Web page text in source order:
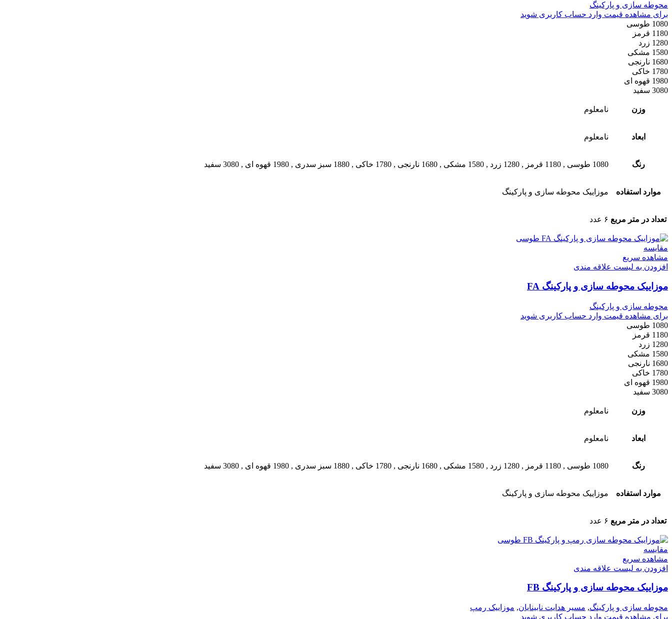
محوطه سازی و پارکینگ
برای مشاهده قیمت وارد حساب کاربری شوید
1080 طوسی
1180 قرمز
1280 زرد
1580 مشکی
1680 نارنجی
1780 خاکی
1980 قهوه ای
3080 سفید
وزن نامعلوم
ابعاد نامعلوم
رنگ 1080 طوسی , 1180 قرمز , 1280 زرد , 1580 مشکی , 1680 نارنجی , 1780 خاکی , 1880 سبز سدری , 1980 قهوه ای , 3080 سفید
موارد استفاده موزاییک محوطه سازی و پارکینگ
تعداد در متر مربع ۶ عدد
مقایسه
مشاهده سریع
افزودن به لیست علاقه مندی
موزاییک محوطه سازی و پارکینگ FA
محوطه سازی و پارکینگ
برای مشاهده قیمت وارد حساب کاربری شوید
1080 طوسی
1180 قرمز
1280 زرد
1580 مشکی
1680 نارنجی
1780 خاکی
1980 قهوه ای
3080 سفید
وزن نامعلوم
ابعاد نامعلوم
رنگ 1080 طوسی , 1180 قرمز , 1280 زرد , 1580 مشکی , 1680 نارنجی , 1780 خاکی , 1880 سبز سدری , 1980 قهوه ای , 3080 سفید
موارد استفاده موزاییک محوطه سازی و پارکینگ
تعداد در متر مربع ۶ عدد
مقایسه
مشاهده سریع
افزودن به لیست علاقه مندی
موزاییک محوطه سازی و پارکینگ FB
محوطه سازی و پارکینگ, مسیر هدایت نابینایان, موزاییک رمپ
برای مشاهده قیمت وارد حساب کاربری شوید